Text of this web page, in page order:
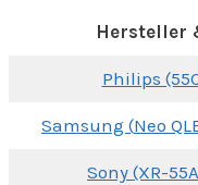
Hersteller
Philips
Samsung (Neo
Sony (XR-